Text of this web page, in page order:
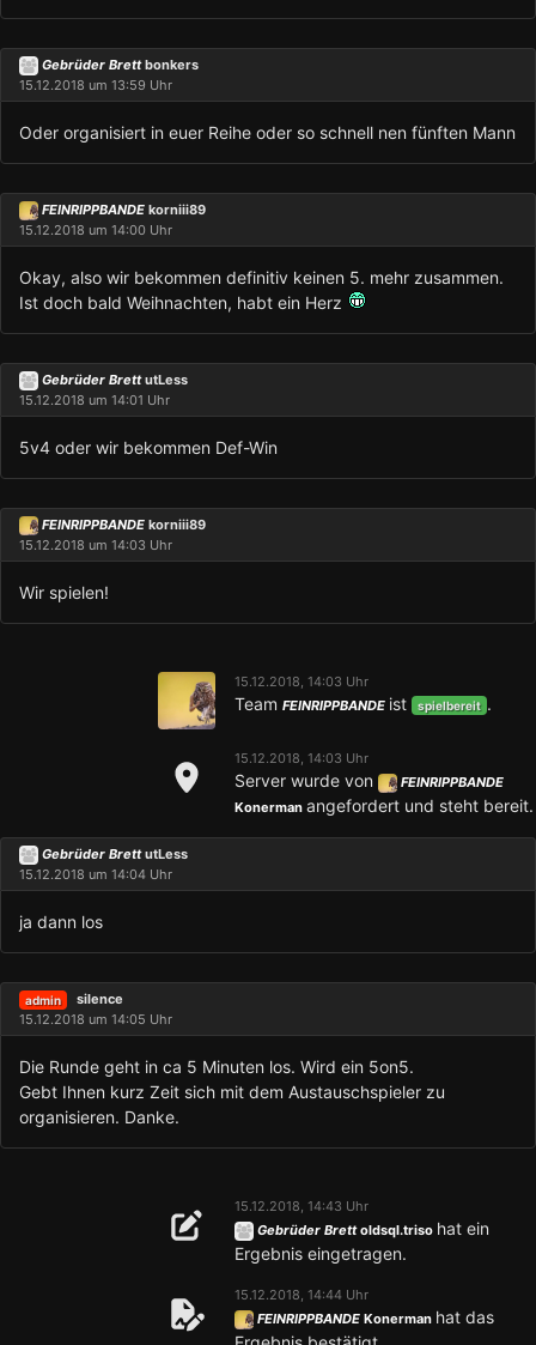
Gebrüder Brettbonkers
15.12.2018 um 13:59 Uhr
Oder organisiert in euer Reihe oder so schnell nen fünften Mann
FEINRIPPBANDE korniii89
15.12.2018 um 14:00 Uhr
Okay, also wir bekommen definitiv keinen 5. mehr zusammen.
Ist doch bald Weihnachten, habt ein Herz
Gebrüder BrettutLess
15.12.2018 um 14:01 Uhr
5v4 oder wir bekommen Def-Win
FEINRIPPBANDE korniii89
15.12.2018 um 14:03 Uhr
Wir spielen!
15.12.2018, 14:03 Uhr
Team FEINRIPPBANDE ist spielbereit .
15.12.2018, 14:03 Uhr
Server wurde von
FEINRIPPBANDE
Konerman angefordert und steht bereit.
Gebrüder BrettutLess
15.12.2018 um 14:04 Uhr
ja dann los
admin
silence
15.12.2018 um 14:05 Uhr
Die Runde geht in ca 5 Minuten los. Wird ein 5on5.
Gebt Ihnen kurz Zeit sich mit dem Austauschspieler zu
organisieren. Danke.
15.12.2018, 14:43 Uhr
Gebrüder Brettoldsql.triso hat ein
Ergebnis eingetragen.
15.12.2018, 14:44 Uhr
FEINRIPPBANDE Konerman hat das